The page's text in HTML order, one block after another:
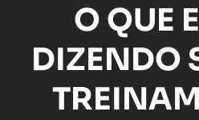
O QUE
DIZENDO